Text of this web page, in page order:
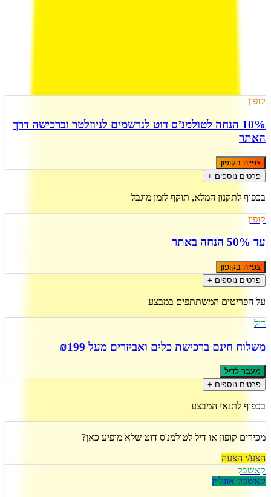
קופון
10% הנחה לטולמנ’ס דוט לנרשמים לניוזלטר וברכישה דרך
האתר
צפייה בקופון
פרטים נוספים +
בכפוף לתקנון המלא, תוקף לזמן מוגבל
קופון
עד 50% הנחה באתר
צפייה בקופון
פרטים נוספים +
על הפריטים המשתתפים במבצע
דיל
משלוח חינם ברכישת כלים ואביזרים מעל ₪199
מעבר לדיל
פרטים נוספים +
בכפוף לתנאי המבצע
מכירים קופון או דיל לטולמנ'ס דוט שלא מופיע כאן?
הצע/י הצעה
קאשבק
קאשבק אונליין